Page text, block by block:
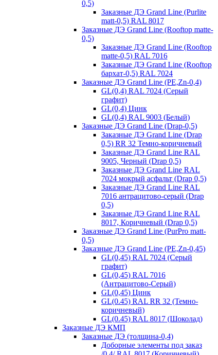
0,5)
Заказные ДЭ Grand Line (Purlite
matt-0,5) RAL 8017
Заказные ДЭ Grand Line (Rooftop matte-
0,5)
Заказные ДЭ Grand Line (Rooftop
matte-0,5) RAL 7016
Заказные ДЭ Grand Line (Rooftop
бархат-0,5) RAL 7024
Заказные ДЭ Grand Line (PE,Zn-0,4)
GL(0,4) RAL 7024 (Серый
графит)
GL(0,4) Цинк
GL(0,4) RAL 9003 (Белый)
Заказные ДЭ Grand Line (Drap-0,5)
Заказные ДЭ Grand Line (Drap
0,5) RR 32 Темно-коричневый
Заказные ДЭ Grand Line RAL
9005, Черный (Drap 0,5)
Заказные ДЭ Grand Line RAL
7024 мокрый асфальт (Drap 0,5)
Заказные ДЭ Grand Line RAL
7016 антрацитово-серый (Drap
0,5)
Заказные ДЭ Grand Line RAL
8017, Коричневый (Drap 0,5)
Заказные ДЭ Grand Line (PurPro matt-
0,5)
Заказные ДЭ Grand Line (PE,Zn-0,45)
GL(0,45) RAL 7024 (Серый
графит)
GL(0,45) RAL 7016
(Антрацитово-Серый)
GL(0,45) Цинк
GL(0.45) RAL RR 32 (Темно-
коричневый)
GL(0.45) RAL 8017 (Шоколад)
Заказные ДЭ КМП
Заказные ДЭ (толщина-0,4)
Доборные элементы под заказ